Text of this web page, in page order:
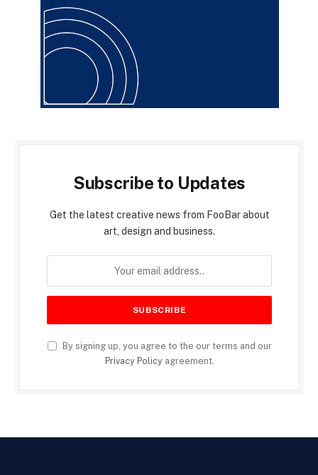
Subscribe to Updates
Get the latest creative news from FooBar about
art, design and business.
By signing up, you agree to the our terms and our
Privacy Policyagreement.